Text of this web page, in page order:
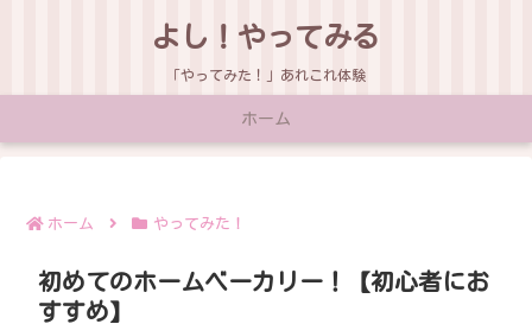
よし！やってみる
「やってみた！」あれこれ体験
ホーム
ホーム やってみた！
初めてのホームベーカリー！【初心者にお
すすめ】